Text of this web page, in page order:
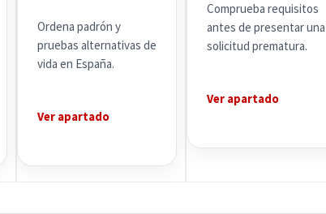
Ordena padrón y
pruebas alternativas de
vida en España.
Ver apartado
Comprueba requisitos
antes de presentar una
solicitud prematura.
Ver apartado